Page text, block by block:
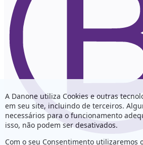
A Danone utiliza Cookies e outras
em seu site, incluindo de terceiros.
necessários para o funcionamento
isso, não podem ser desativados.
Com o seu Consentimento utilizaremos